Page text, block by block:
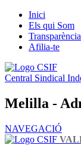
Inici
Els qui Som
Transparència
Afilia-te
Central Sindical
Melilla -
NAVEGACIÓ